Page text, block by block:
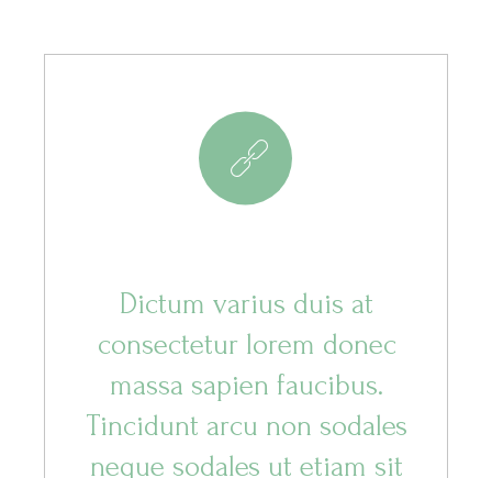
8
Dictum varius duis at
consectetur lorem donec
massa sapien faucibus.
Tincidunt arcu non sodales
neque sodales ut etiam sit